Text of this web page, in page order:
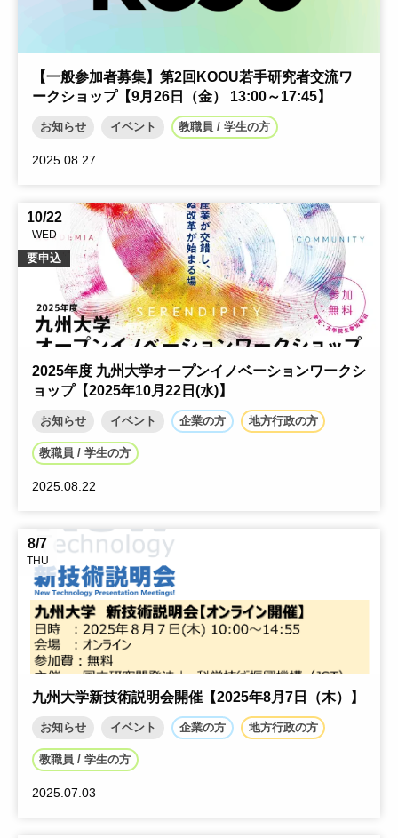
【一般参加者募集】第2回KOOU若手研究者交流ワ
ークショップ【9月26日（金） 13:00～17:45】
お知らせ イベント 教職員 / 学生の方
2025.08.27
10/22
WED
要申込
2025年度 九州大学オープンイノベーションワークシ
ョップ【2025年10月22日(水)】
お知らせ イベント 企業の方 地方行政の方
教職員 / 学生の方
2025.08.22
8/7
THU
九州大学新技術説明会開催【2025年8月7日（木）】
お知らせ イベント 企業の方 地方行政の方
教職員 / 学生の方
2025.07.03